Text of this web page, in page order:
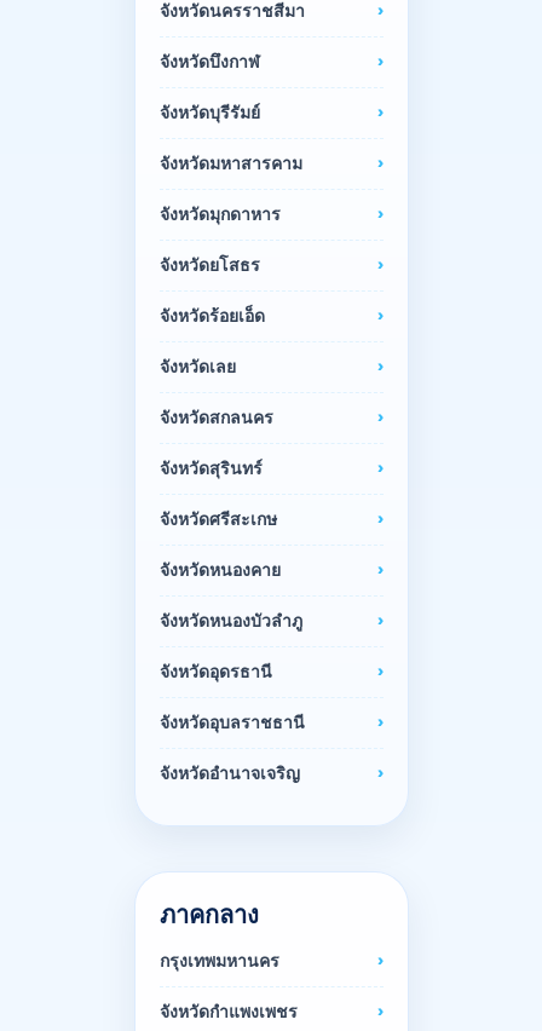
จังหวัดนครราชสีมา
จังหวัดบึงกาฬ
จังหวัดบุรีรัมย์
จังหวัดมหาสารคาม
จังหวัดมุกดาหาร
จังหวัดยโสธร
จังหวัดร้อยเอ็ด
จังหวัดเลย
จังหวัดสกลนคร
จังหวัดสุรินทร์
จังหวัดศรีสะเกษ
จังหวัดหนองคาย
จังหวัดหนองบัวลำภู
จังหวัดอุดรธานี
จังหวัดอุบลราชธานี
จังหวัดอำนาจเจริญ
ภาคกลาง
กรุงเทพมหานคร
จังหวัดกำแพงเพชร